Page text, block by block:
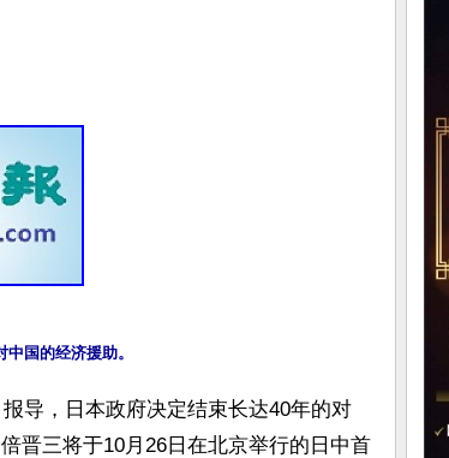
导，日本政府决定结束长达40年的对
晋三将于10月26日在北京举行的日中首